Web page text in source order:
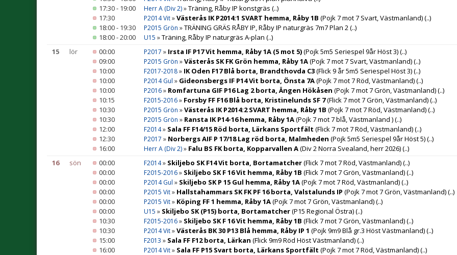
17:30 - 19:00
Herr A (Div 2)»Träning, Råby IP konstgräs (..)
17:30
P2014 Vit»Västerås IK P2014:1 SVART hemma, Råby 1B (Pojk 7 mot 7 Svart, Västmanland)(..)
18:00 - 19:30
P2015 Grön »TRÄNING GRÄS RÅBY IP, Råby IP naturgräs 7m7 Plan 2(..)
18:00 - 20:00
U15 »Träning, Råby IP naturgräs A-plan (..)
15
lör 00:00 P2017 » Irsta IF P17 Vit hemma, Råby 1A (5 mot 5)(Pojk 5m5 Seriespel 9år Höst 3)(..)
09:00
P2015 Grön »Västerås SK FK Grön hemma, Råby 1A(Pojk 7 mot 7 Svart, Västmanland)(..)
10:00
F2017-2018» IK Oden F17 Blå borta, Brandthovda C3(Flick 9 år 5m5 Seriespel Höst 3)(..)
10:00
P2014 Gul » Gideonsbergs IF P14 Vit borta, Önsta 7A(Pojk 7 mot 7 Röd, Västmanland)(..)
10:00
P2016» Romfartuna GIF P16 Lag 2 borta, Ängen Hökåsen (Pojk 7 mot 7 Grön, Västmanland)(..)
10:15
F2015-2016» Forsby FF F16 Blå borta, Kristinelunds SF 7(Flick 7 mot 7 Grön, Västmanland)(..)
10:30
P2015 Grön »Västerås IK P2014:2 SVART hemma, Råby 1B (Pojk 7 mot 7 Röd, Västmanland)(..)
10:30
P2015 Grön » Ransta IK P14-16 hemma, Råby 1A(Pojk 7 mot 7 blå, Västmanland )(..)
12:00
F2014» Sala FF F14/15 Röd borta, Lärkans Sportfält (Flick 7 mot 7 Röd, Västmanland)(..)
12:30
P2017 » Norbergs AIF P 17/18 Lag röd borta, Malmheden (Pojk 5m5 Seriespel 9år Höst 5)(..)
16:00
Herr A (Div 2)» Falu BS FK borta, Kopparvallen A(Div 2 Norra Svealand, herr 2026)(..)
16
sön 00:00 F2014» Skiljebo SK F14 Vit borta, Bortamatcher(Flick 7 mot 7 Röd, Västmanland)(..)
00:00
F2015-2016» Skiljebo SK F 16 Vit hemma, Råby 1B (Flick 7 mot 7 Grön, Västmanland)(..)
00:00
P2014 Gul » Skiljebo SK P 15 Gul hemma, Råby 1A(Pojk 7 mot 7 Röd, Västmanland)(..)
00:00
P2015 Vit» Hallstahammars SK FK PF 16 borta, Valstalunds IP (Pojk 7 mot 7 Grön, Västmanland)(..)
00:00
P2015 Vit» Köping FF 1 hemma, Råby 1A(Pojk 7 mot 7 Grön, Västmanland)(..)
00:00
U15 » Skiljebo SK (P15) borta, Bortamatcher(P15 Regional Östra)(..)
10:30
F2015-2016» Skiljebo SK F 16 Vit hemma, Råby 1B (Flick 7 mot 7 Grön, Västmanland)(..)
10:30
P2014 Vit»Västerås BK 30 P13 Blå hemma, Råby IP 1 (Pojk 9m9 Blå gr.3 Höst Västmanland)(..)
15:00
F2013 » Sala FF F12 borta, Lärkan (Flick 9m9 Röd Höst Västmanland)(..)
16:00
P2014 Vit» Sala FF P15 Svart borta, Lärkans Sportfält (Pojk 7 mot 7 Röd, Västmanland)(..)